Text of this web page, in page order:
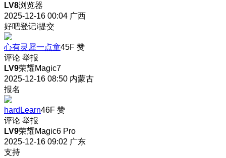
LV8浏览器
2025-12-16 00:04 广西
好吧登记i提交
心有灵犀一点童45F 赞
评论 举报
LV9荣耀Magic7
2025-12-16 08:50 内蒙古
报名
hardLearn46F 赞
评论 举报
LV9荣耀Magic6 Pro
2025-12-16 09:02 广东
支持